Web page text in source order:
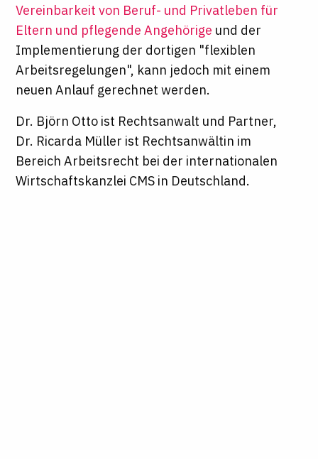
Vereinbarkeit von Beruf- und Privatleben für
Eltern und pflegende Angehörige und der
Implementierung der dortigen "flexiblen
Arbeitsregelungen", kann jedoch mit einem
neuen Anlauf gerechnet werden.
Dr. Björn Otto ist Rechtsanwalt und Partner,
Dr. Ricarda Müller ist Rechtsanwältin im
Bereich Arbeitsrecht bei der internationalen
Wirtschaftskanzlei CMS in Deutschland.